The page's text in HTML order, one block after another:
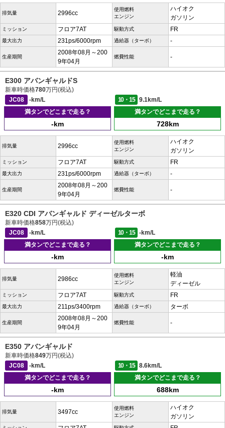
排気量 2996cc
使用燃料
エンジン
ハイオク
ガソリン
ミッション フロア7AT 駆動方式 FR
最大出力 231ps/6000rpm 過給器（ターボ） -
生産期間
2008年08月～200
9年04月
燃費性能 -
E300 アバンギャルドS
新車時価格780万円(税込)
JC08
-km/L 10・15
9.1km/L
満タンでどこまで走る？
-km
満タンでどこまで走る？
728km
排気量 2996cc
使用燃料
エンジン
ハイオク
ガソリン
ミッション フロア7AT 駆動方式 FR
最大出力 231ps/6000rpm 過給器（ターボ） -
生産期間
2008年08月～200
9年04月
燃費性能 -
E320 CDI アバンギャルド ディーゼルターボ
新車時価格858万円(税込)
JC08
-km/L 10・15
-km/L
満タンでどこまで走る？
-km
満タンでどこまで走る？
-km
排気量 2986cc
使用燃料
エンジン
軽油
ディーゼル
ミッション フロア7AT 駆動方式 FR
最大出力 211ps/3400rpm 過給器（ターボ） ターボ
生産期間
2008年08月～200
9年04月
燃費性能 -
E350 アバンギャルド
新車時価格849万円(税込)
JC08
-km/L 10・15
8.6km/L
満タンでどこまで走る？
-km
満タンでどこまで走る？
688km
排気量 3497cc
使用燃料
エンジン
ハイオク
ガソリン